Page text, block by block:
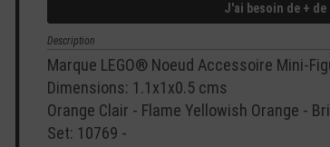
J'ai besoin de +
Description
Marque LEGO® Noeud Accessoire Mini-
Dimensions: 1.1x1x0.5 cms
Orange Clair - Flame Yellowish Orange -
Set: 10769 -